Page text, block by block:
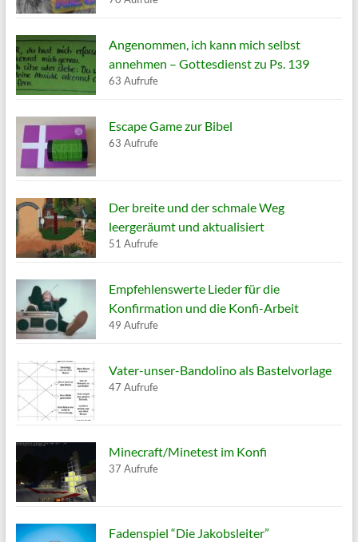
Angenommen, ich kann mich selbst
annehmen – Gottesdienst zu Ps. 139
63 Aufrufe
Escape Game zur Bibel
63 Aufrufe
Der breite und der schmale Weg
leergeräumt und aktualisiert
51 Aufrufe
Empfehlenswerte Lieder für die
Konfirmation und die Konfi-Arbeit
49 Aufrufe
Vater-unser-Bandolino als Bastelvorlage
47 Aufrufe
Minecraft/Minetest im Konfi
37 Aufrufe
Fadenspiel “Die Jakobsleiter”